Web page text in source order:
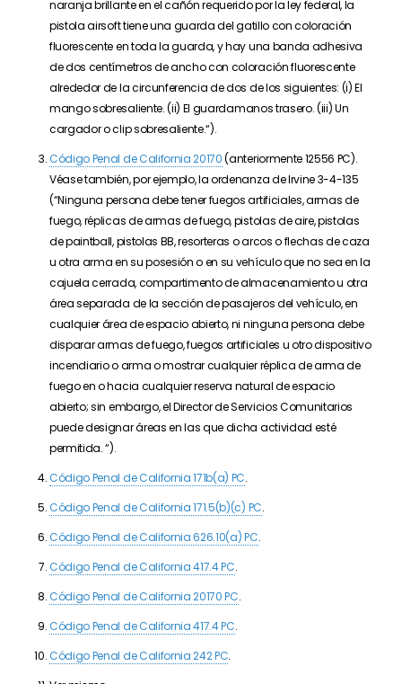
naranja brillante en el cañón requerido por la ley federal, la
pistolaairsofttiene una guarda del gatillo con coloración
fluorescente en toda la guarda, y hay una banda adhesiva
de dos centímetros de ancho con coloración fluorescente
alrededor de la circunferencia de dos de los siguientes: (i)El
mango sobresaliente.(ii) El guardamanos trasero.(iii)Un
cargador o clip sobresaliente.“).
Código Penal de California 20170(anteriormente 12556 PC).
Véase también, por ejemplo, la ordenanza de Irvine 3-4-135
(“Ninguna persona debe tener fuegos artificiales, armas de
fuego, réplicas de armas de fuego, pistolas de aire, pistolas
depaintball, pistolas BB, resorteras o arcos o flechas de caza
u otra arma en su posesión o en su vehículo que no sea en la
cajuela cerrada, compartimento de almacenamiento u otra
área separada de la sección de pasajeros del vehículo, en
cualquier área de espacio abierto, ni ninguna persona debe
disparar armas de fuego, fuegos artificiales u otro dispositivo
incendiario o arma o mostrar cualquier réplica de arma de
fuego en o hacia cualquier reserva natural de espacio
abierto; sin embargo, el Director de Servicios Comunitarios
puede designar áreas en las que dicha actividad esté
permitida.“).
Código Penal de California 171b(a) PC.
Código Penal de California 171.5(b)(c) PC.
Código Penal de California 626.10(a) PC.
Código Penal de California 417.4 PC.
Código Penal de California 20170 PC.
Código Penal de California 417.4 PC.
Código Penal de California 242 PC.